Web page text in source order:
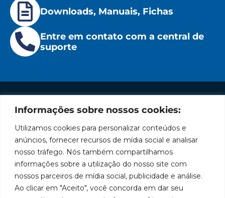
Informações sobre nossos cookies:
Utilizamos cookies para personalizar conteúdos e
anúncios, fornecer recursos de mídia social e analisar
nosso tráfego. Nós também compartilhamos
informações sobre a utilização do nosso site com
nossos parceiros de mídia social, publicidade e análise.
Ao clicar em "Aceito", você concorda em dar seu
Downloads, Manuais, Fichas
Entre em contato com a central de
suporte
Marca
líder
em
fabricação
de
equipamentos
Políticas
Privacidade
Políticas
de
Cookies
Institucional
A Bozza
Produtos
Soluções
Assistências
Técnicas
Localização
Rua
Tiradentes,
Fale
Conosco
SAC: 0800
019 5050
Redes
Facebook
LinkedIn